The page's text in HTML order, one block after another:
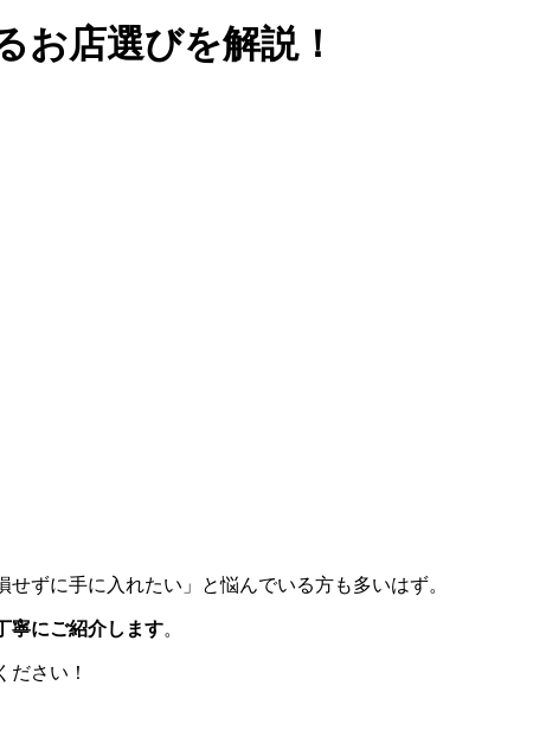
お店選びを解説！
ずに手に入れたい」と悩んでいる方も多いはず。
寧にご紹介します。
さい！